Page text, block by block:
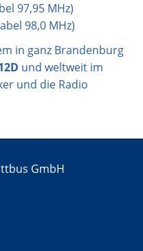
97,95 MHz)
98,0 MHz)
in ganz Brandenburg
und weltweit im
und die Radio
GmbH